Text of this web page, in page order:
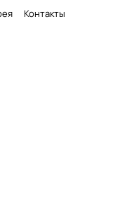
Контакты